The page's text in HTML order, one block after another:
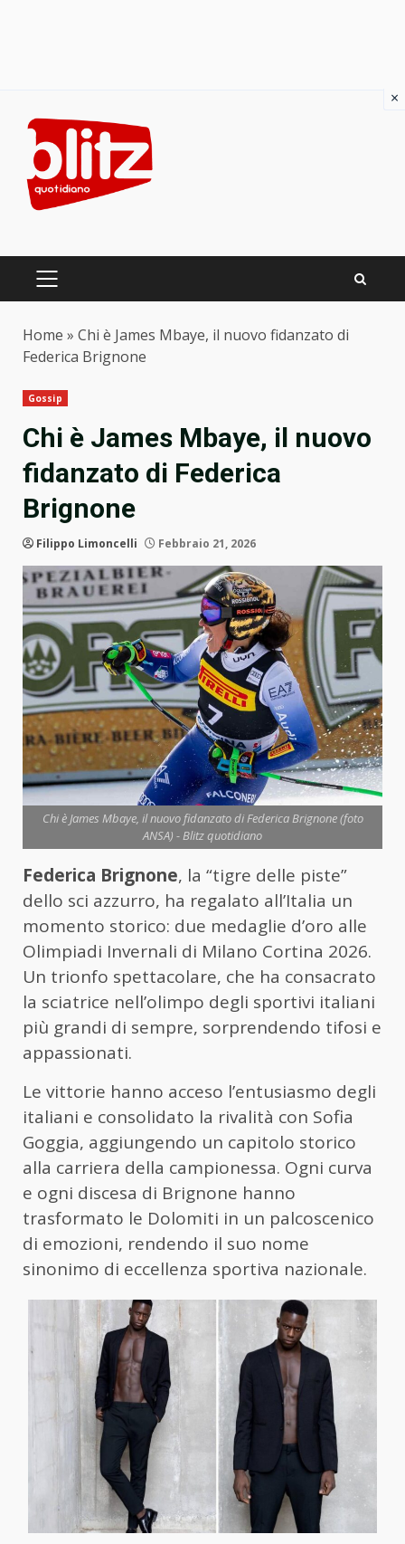
content
PRIMARY
Home » Chi è James Mbaye, il nuovo fidanzato di
Federica Brignone
Gossip
Chi è James Mbaye, il nuovo
fidanzato di Federica
Brignone
Filippo Limoncelli Febbraio 21, 2026
Chi è James Mbaye, il nuovo fidanzato di Federica Brignone (foto
ANSA) - Blitz quotidiano
Federica Brignone, la “tigre delle piste”
dello sci azzurro, ha regalato all’Italia un
momento storico: due medaglie d’oro alle
Olimpiadi Invernali di Milano Cortina 2026.
Un trionfo spettacolare, che ha consacrato
la sciatrice nell’olimpo degli sportivi italiani
più grandi di sempre, sorprendendo tifosi e
appassionati.
Le vittorie hanno acceso l’entusiasmo degli
italiani e consolidato la rivalità con Sofia
Goggia, aggiungendo un capitolo storico
alla carriera della campionessa. Ogni curva
e ogni discesa di Brignone hanno
trasformato le Dolomiti in un palcoscenico
di emozioni, rendendo il suo nome
sinonimo di eccellenza sportiva nazionale.
×